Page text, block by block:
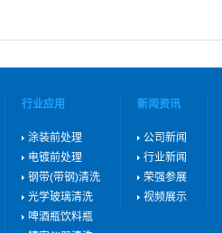
行业应用
涂装前处理
电镀前处理
钢带(带钢)清洗
光学玻璃清洗
啤酒瓶饮料瓶
新闻资讯
公司新闻
行业新闻
荣强参展
视频展示